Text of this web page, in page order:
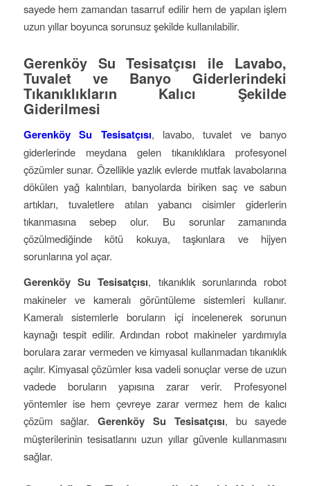
sayede hem zamandan tasarruf edilir hem de yapılan işlem
uzun yıllar boyunca sorunsuz şekilde kullanılabilir.
Gerenköy Su Tesisatçısı ile Lavabo,
Tuvalet ve Banyo Giderlerindeki
Tıkanıklıkların Kalıcı Şekilde
Giderilmesi
Gerenköy Su Tesisatçısı, lavabo, tuvalet ve banyo
giderlerinde meydana gelen tıkanıklıklara profesyonel
çözümler sunar. Özellikle yazlık evlerde mutfak lavabolarına
dökülen yağ kalıntıları, banyolarda biriken saç ve sabun
artıkları, tuvaletlere atılan yabancı cisimler giderlerin
tıkanmasına sebep olur. Bu sorunlar zamanında
çözülmediğinde kötü kokuya, taşkınlara ve hijyen
sorunlarına yol açar.
Gerenköy Su Tesisatçısı, tıkanıklık sorunlarında robot
makineler ve kameralı görüntüleme sistemleri kullanır.
Kameralı sistemlerle boruların içi incelenerek sorunun
kaynağı tespit edilir. Ardından robot makineler yardımıyla
borulara zarar vermeden ve kimyasal kullanmadan tıkanıklık
açılır. Kimyasal çözümler kısa vadeli sonuçlar verse de uzun
vadede boruların yapısına zarar verir. Profesyonel
yöntemler ise hem çevreye zarar vermez hem de kalıcı
çözüm sağlar.Gerenköy Su Tesisatçısı, bu sayede
müşterilerinin tesisatlarını uzun yıllar güvenle kullanmasını
sağlar.